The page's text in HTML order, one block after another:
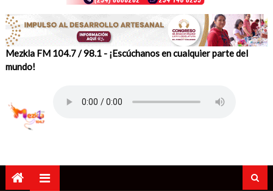
Mezkla FM 104.7 / 98.1 - ¡Escúchanos en cualquier parte del
mundo!